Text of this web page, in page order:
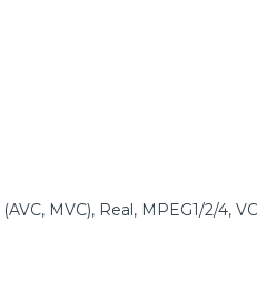
MVC), Real, MPEG1/2/4,